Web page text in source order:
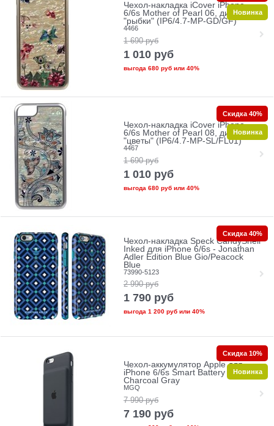
Чехол-накладка iCover iPhone
6/6s Mother of Pearl 06, дизайн
"рыбки" (IP6/4.7-MP-GD/GF)
4466
1 690 руб
1 010 руб
выгода 680 рубили 40%
Новинка
Чехол-накладка iCover iPhone
6/6s Mother of Pearl 08, дизайн
"цветы" (IP6/4.7-MP-SL/FL01)
4467
1 690 руб
1 010 руб
выгода 680 рубили 40%
Скидка 40%
Новинка
Чехол-накладка Speck CandyShell
Inked для iPhone 6/6s - Jonathan
Adler Edition Blue Gio/Peacock
Blue
73990-5123
2 990 руб
1 790 руб
выгода 1 200 рубили 40%
Скидка 40%
Чехол-аккумулятор Apple для
iPhone 6/6s Smart Battery Case
Charcoal Gray
MGQ
7 990 руб
7 190 руб
Скидка 10%
Новинка